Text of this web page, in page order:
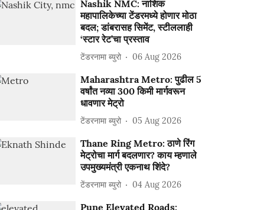
Nashik NMC: नाशिक
महापालिकेच्या टेंडरमध्ये होणार मोठा
बदल; डांबरासह सिमेंट, स्टीललाही
‘स्टार रेट’चा प्रस्ताव
टेंडरनामा ब्युरो 06 Aug 2026
Maharashtra Metro: पुढील 5
वर्षांत नव्या 300 किमी मार्गवरून
धावणार मेट्रो
टेंडरनामा ब्युरो 05 Aug 2026
Thane Ring Metro: ठाणे रिंग
मेट्रोचा मार्ग बदलणार? काय म्हणाले
उपमुख्यमंत्री एकनाथ शिंदे?
टेंडरनामा ब्युरो 04 Aug 2026
Pune Elevated Roads: